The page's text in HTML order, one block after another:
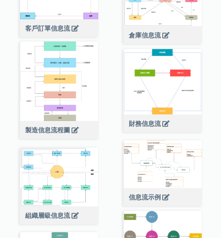
客戶訂單信息流
倉庫信息流
製造信息流程圖
財務信息流
信息流示例
組織層級信息流